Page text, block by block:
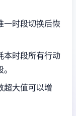
一时段切换后恢
本时段所有行动
超大值可以增